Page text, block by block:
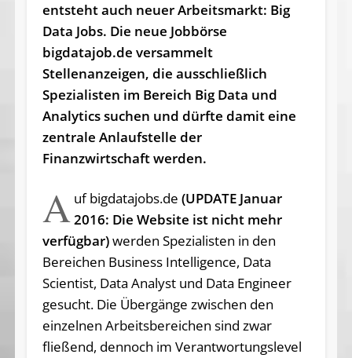
entsteht auch neuer Arbeitsmarkt: Big
Data Jobs. Die neue Jobbörse
bigdatajob.de versammelt
Stellenanzeigen, die ausschließlich
Spezialisten im Bereich Big Data und
Analytics suchen und dürfte damit eine
zentrale Anlaufstelle der
Finanzwirtschaft werden.
A uf bigdatajobs.de(UPDATE Januar
2016: Die Website ist nicht mehr
verfügbar)werden Spezialisten in den
Bereichen Business Intelligence, Data
Scientist, Data Analyst und Data Engineer
gesucht. Die Übergänge zwischen den
einzelnen Arbeitsbereichen sind zwar
fließend, dennoch im Verantwortungslevel